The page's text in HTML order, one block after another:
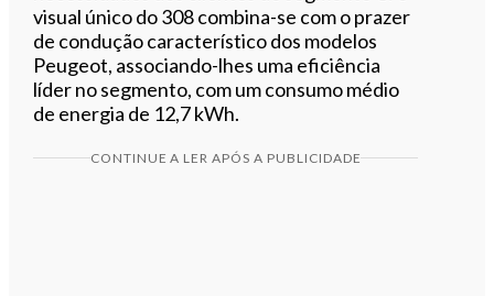
visual único do 308 combina-se com o prazer
de condução característico dos modelos
Peugeot, associando-lhes uma eficiência
líder no segmento, com um consumo médio
de energia de 12,7 kWh.
CONTINUE A LER APÓS A PUBLICIDADE